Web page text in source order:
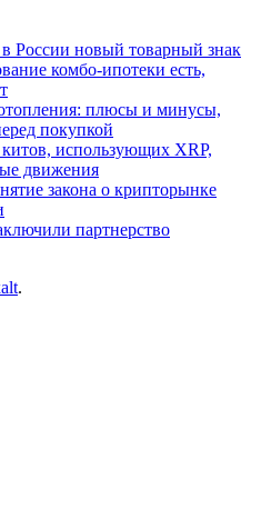
в России новый товарный знак
комбо-ипотеки есть,
плюсы и минусы,
покупкой
использующих XRP,
движения
закона о крипторынке
партнерство
.